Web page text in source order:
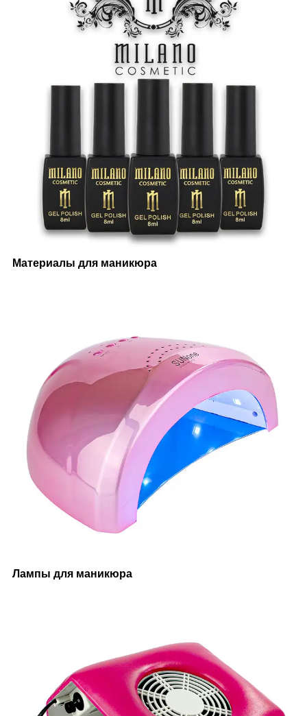
Материалы для маникюра
Лампы для маникюра